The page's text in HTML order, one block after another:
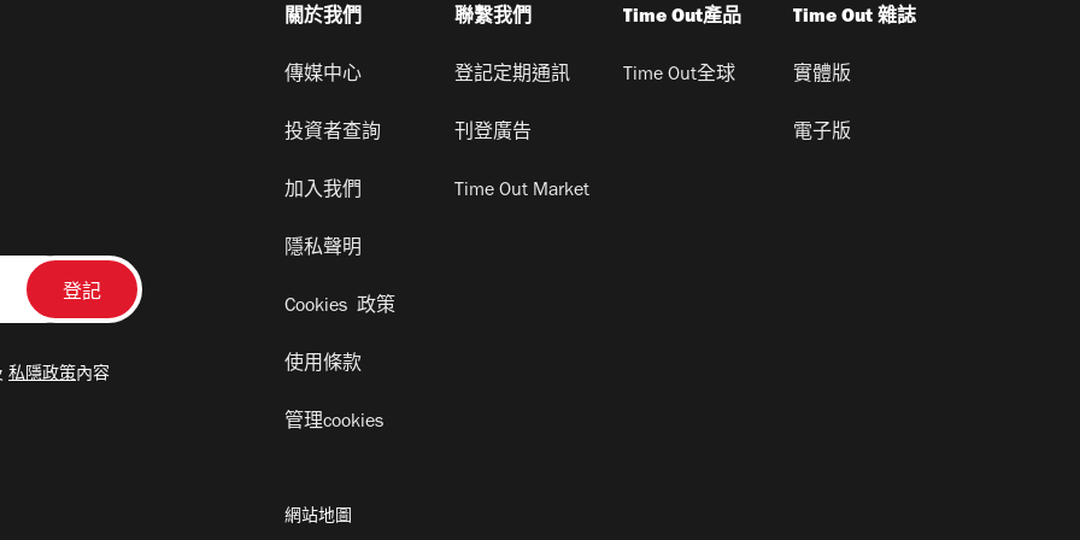
私隱政策內容
關於我們
傳媒中心
投資者查詢
加入我們
隱私聲明
Cookies 政策
使用條款
管理cookies
聯繫我們
登記定期通訊
刊登廣告
Time Out Market
Time Out產品
Time Out全球
Time Out 雜誌
實體版
電子版
網站地圖